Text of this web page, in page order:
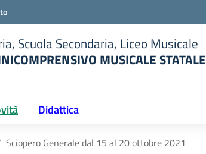
Scuola Secondaria, Liceo Musicale
MUSICALE STATALE
Didattica
Sciopero Generale dal 15 al 20 ottobre 2021